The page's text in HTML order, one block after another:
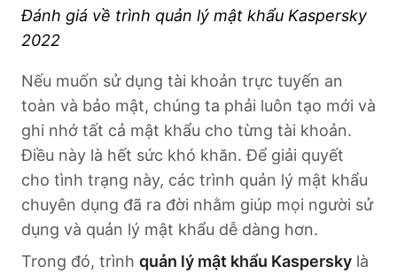
Đánh giá về trình quản lý mật khẩu Kaspersky
2022
Nếu muốn sử dụng tài khoản trực tuyến an
toàn và bảo mật, chúng ta phải luôn tạo mới và
ghi nhớ tất cả mật khẩu cho từng tài khoản.
Điều này là hết sức khó khăn. Để giải quyết
cho tình trạng này, các trình quản lý mật khẩu
chuyên dụng đã ra đời nhằm giúp mọi người sử
dụng và quản lý mật khẩu dễ dàng hơn.
Trong đó, trình quản lý mật khẩu Kaspersky là